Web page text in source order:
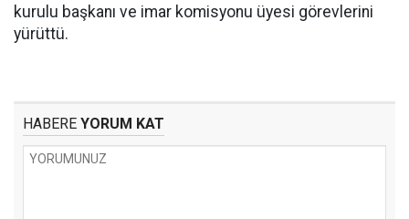
kurulu başkanı ve imar komisyonu üyesi görevlerini
yürüttü.
HABERE YORUM KAT